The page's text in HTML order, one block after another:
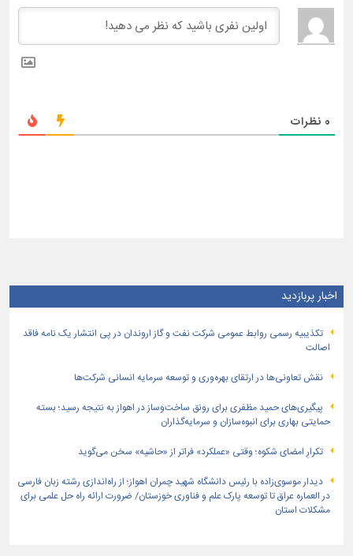
0 نظرات
اخبار پربازدید
تكذیبیه رسمی روابط عمومی شركت نفت و گاز اروندان در پی انتشار یک نامه فاقد
اصالت
نقش تعاونی‌ها در ارتقای بهره‌وری و توسعه سرمایه انسانی شرکت‌ها
پیگیری‌های حمید مظفری برای رونق ساخت‌وساز در اهواز به نتیجه رسید؛ بسته
حمایتی بهاری برای انبوه‌سازان و سرمایه‌گذاران
تکرارِ امضای شکوه؛ وقتی «عملکرد» فراتر از «حاشیه» سخن می‌گوید
دیدار موسوی‌زاده با رئیس دانشگاه شهید چمران اهواز؛ از راه‌اندازی رشته زبان فارسی
در العماره عراق تا توسعه پارک علم و فناوری خوزستان/ ضرورت ارائه راه حل علمی برای
مشکلات استان